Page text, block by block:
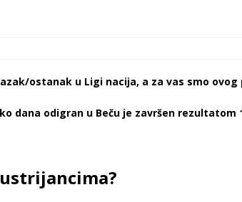
ostanak u Ligi nacija, a za vas smo
dana odigran u Beču je završen